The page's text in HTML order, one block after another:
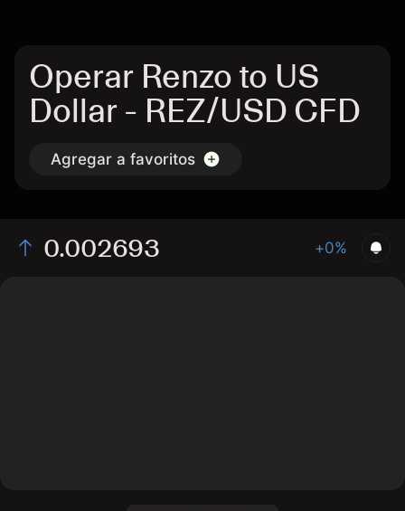
Operar Renzo to US
Dollar - REZ/USD CFD
Agregar a favoritos
0.002693 +0%